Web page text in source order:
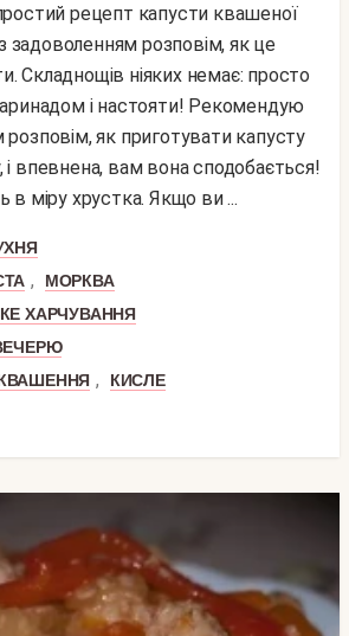
задоволенням розповім, як це
Складнощів ніяких немає: просто
і настояти! Рекомендую
як приготувати капусту
і впевнена, вам вона сподобається!
в міру хрустка. Якщо ви ...
,
МОРКВА
ХАРЧУВАННЯ
, КИСЛЕ